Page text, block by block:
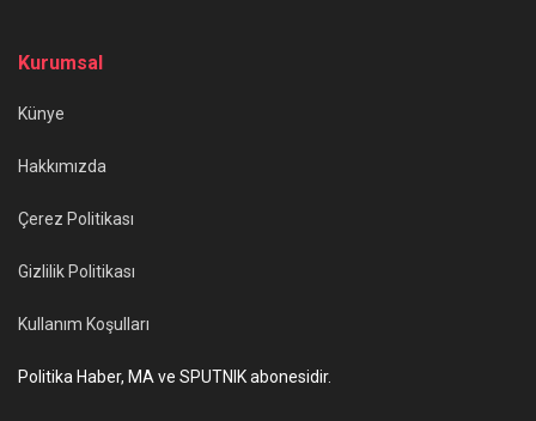
Kurumsal
Künye
Hakkımızda
Çerez Politikası
Gizlilik Politikası
Kullanım Koşulları
Politika Haber, MA ve SPUTNIK abonesidir.